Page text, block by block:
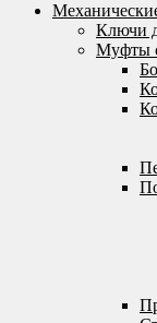
Ключи
Муфты